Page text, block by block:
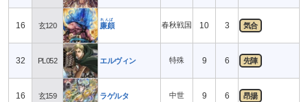
16 玄120 廉頗
れんぱ
春秋戦国 10 3 気合
32 PL052 エルヴィン 特殊 9 6 先陣
16 玄159 ラゲルタ 中世 9 6 昂揚